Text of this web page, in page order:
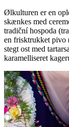
Ølkulturen er en
skænkes med
tradiční hospoda
en frisktrukket pivo
stegt ost med
karamelliseret